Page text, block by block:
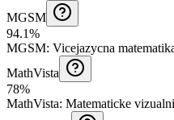
MGSM
94.1%
MGSM: Vicejazycna
MathVista
78%
MathVista: Matematicke